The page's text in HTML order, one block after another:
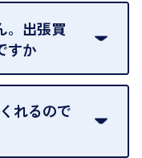
惑となることが考
。出張買
すか
時です。
ては対応させてい
れるので